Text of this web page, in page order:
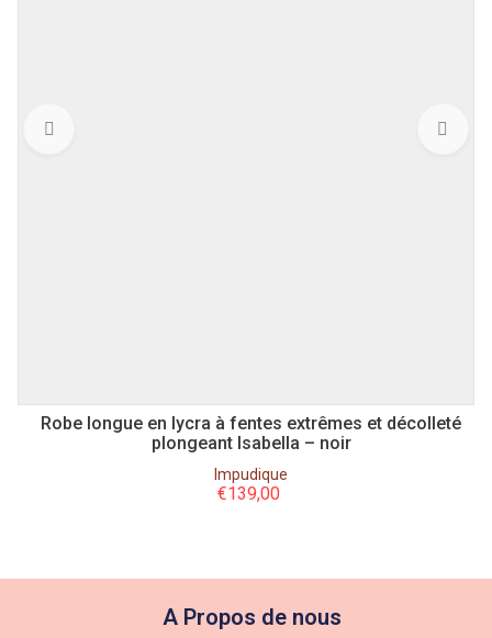
Robe longue en lycra à fentes extrêmes et décolleté
plongeant Isabella – noir
Impudique
€139,00
A Propos de nous